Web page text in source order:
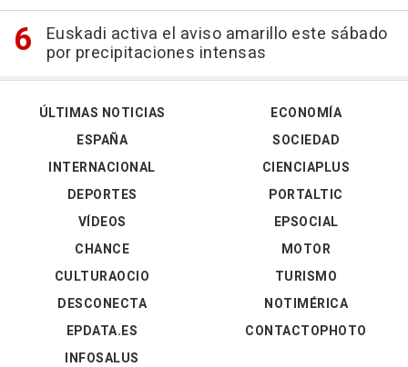
Euskadi activa el aviso amarillo este sábado
por precipitaciones intensas
ÚLTIMAS NOTICIAS
ESPAÑA
INTERNACIONAL
DEPORTES
VÍDEOS
ECONOMÍA
SOCIEDAD
CIENCIAPLUS
PORTALTIC
EPSOCIAL
CHANCE
CULTURAOCIO
DESCONECTA
EPDATA.ES
INFOSALUS
MOTOR
TURISMO
NOTIMÉRICA
CONTACTOPHOTO